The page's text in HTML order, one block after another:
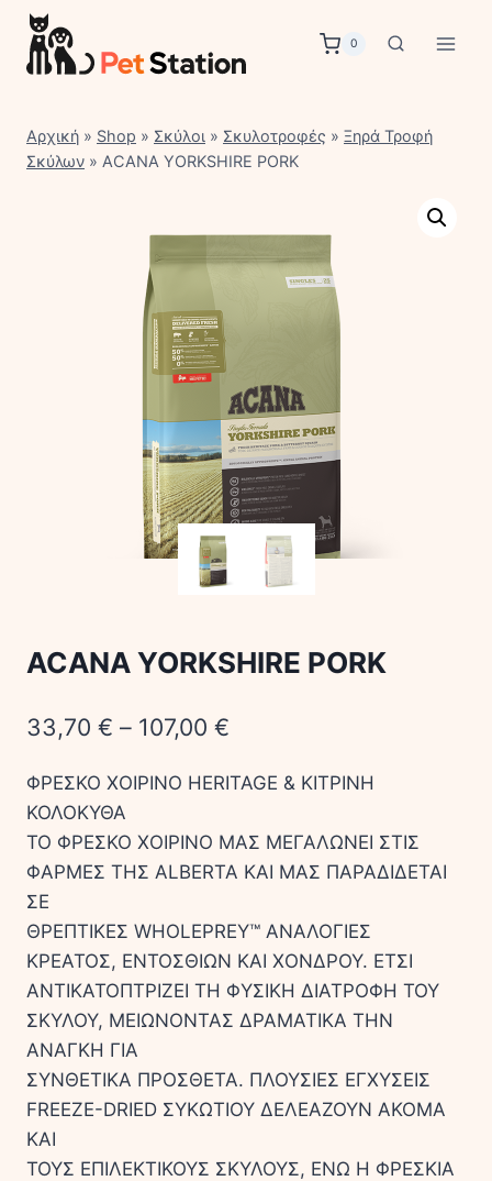
Skip
content
0
Αρχική » Shop » Σκύλοι » Σκυλοτροφές » Ξηρά Τροφή
Σκύλων » ACANA YORKSHIRE PORK
ACANA YORKSHIRE PORK
33,70 € – 107,00 €
ΦΡΕΣΚΟ ΧΟΙΡΙΝΟ HERITAGE & ΚΙΤΡΙΝΗ
ΚΟΛΟΚΥΘΑ
ΤΟ ΦΡΕΣΚΟ ΧΟΙΡΙΝΟ ΜΑΣ ΜΕΓΑΛΩΝΕΙ ΣΤΙΣ
ΦΑΡΜΕΣ ΤΗΣ ALBERTA ΚΑΙ ΜΑΣ ΠΑΡΑΔΙΔΕΤΑΙ
ΣΕ
ΘΡΕΠΤΙΚΕΣ WHOLEPREY™ ΑΝΑΛΟΓΙΕΣ
ΚΡΕΑΤΟΣ, ΕΝΤΟΣΘΙΩΝ ΚΑΙ ΧΟΝΔΡΟΥ. ΕΤΣΙ
ΑΝΤΙΚΑΤΟΠΤΡΙΖΕΙ ΤΗ ΦΥΣΙΚΗ ΔΙΑΤΡΟΦΗ ΤΟΥ
ΣΚΥΛΟΥ, ΜΕΙΩΝΟΝΤΑΣ ΔΡΑΜΑΤΙΚΑ ΤΗΝ
ΑΝΑΓΚΗ ΓΙΑ
ΣΥΝΘΕΤΙΚΑ ΠΡΟΣΘΕΤΑ. ΠΛΟΥΣΙΕΣ ΕΓΧΥΣΕΙΣ
FREEZE-DRIED ΣΥΚΩΤΙΟΥ ΔΕΛΕΑΖΟΥΝ ΑΚΟΜΑ
ΚΑΙ
ΤΟΥΣ ΕΠΙΛΕΚΤΙΚΟΥΣ ΣΚΥΛΟΥΣ, ΕΝΩ Η ΦΡΕΣΚΙΑ